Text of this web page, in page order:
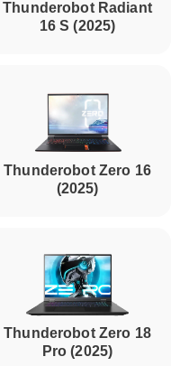
Thunderobot Radiant
16 S (2025)
Thunderobot Zero 16
(2025)
Thunderobot Zero 18
Pro (2025)